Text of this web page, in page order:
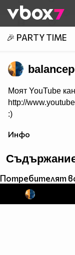
👾
🎉 PARTY TIME
Моят YouTube
http://
:)
Инфо
Потребителят